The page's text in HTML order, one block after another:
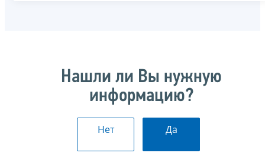
Нашли ли Вы нужную
информацию?
Нет Да